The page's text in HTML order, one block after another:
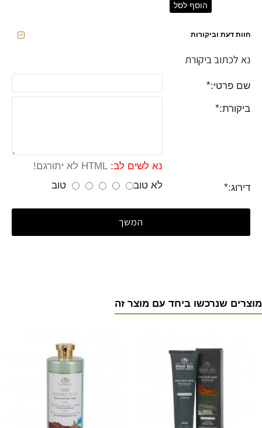
הוסף לסל
חוות דעת וביקורות
נא לכתוב ביקורת
שם פרטי:
ביקורת:
נא לשים לב:
דירוג:
לא טוב טוב
המשך
מוצרים שנרכשו ביחד עם מוצר זה